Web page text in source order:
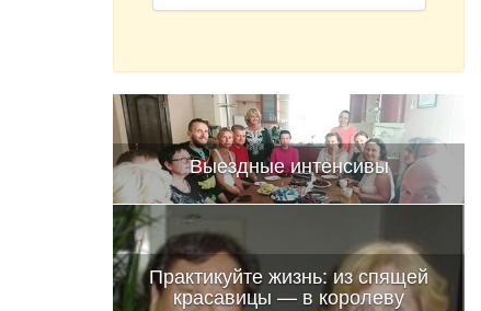
Выездные интенсивы
Практикуйте жизнь: из спящей
красавицы — в королеву